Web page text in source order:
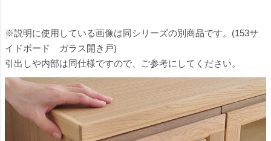
※説明に使用している画像は同シリーズの別商品です。(153サ
イドボード ガラス開き戸)
引出しや内部は同仕様ですので、ご参考にしてください。